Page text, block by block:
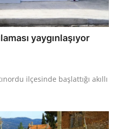
yaygınlaşıyor
ilçesinde başlattığı akıllı